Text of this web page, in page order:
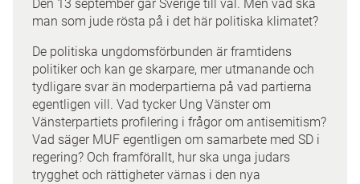
Den 13 september går Sverige till val. Men vad ska
man som jude rösta på i det här politiska klimatet?
De politiska ungdomsförbunden är framtidens
politiker och kan ge skarpare, mer utmanande och
tydligare svar än moderpartierna på vad partierna
egentligen vill. Vad tycker Ung Vänster om
Vänsterpartiets profilering i frågor om antisemitism?
Vad säger MUF egentligen om samarbete med SD i
regering? Och framförallt, hur ska unga judars
trygghet och rättigheter värnas i den nya